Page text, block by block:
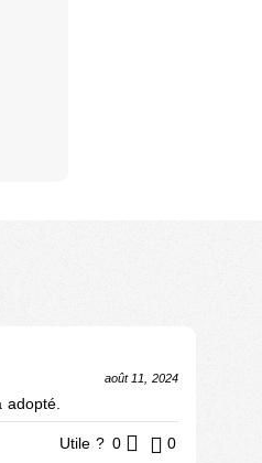
août 11, 2024
adopté.
Utile ? 0 0